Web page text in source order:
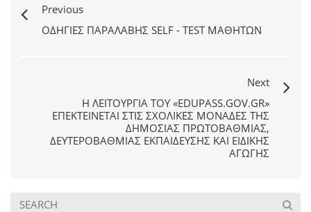
Previous
ΟΔΗΓΊΕΣ ΠΑΡΑΛΑΒΉΣ SELF - TEST ΜΑΘΗΤΏΝ
Next
Η ΛΕΙΤΟΥΡΓΊΑ ΤΟΥ «EDUPASS.GOV.GR»
ΕΠΕΚΤΕΊΝΕΤΑΙ ΣΤΙΣ ΣΧΟΛΙΚΈΣ ΜΟΝΆΔΕΣ ΤΗΣ
ΔΗΜΌΣΙΑΣ ΠΡΩΤΟΒΆΘΜΙΑΣ,
ΔΕΥΤΕΡΟΒΆΘΜΙΑΣ ΕΚΠΑΊΔΕΥΣΗΣ ΚΑΙ ΕΙΔΙΚΉΣ
ΑΓΩΓΉΣ